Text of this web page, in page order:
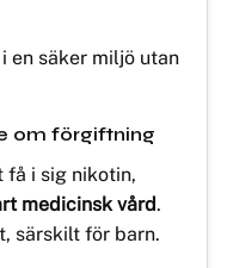
en säker miljö utan
om förgiftning
få i sig nikotin,
medicinsk vård.
särskilt för barn.